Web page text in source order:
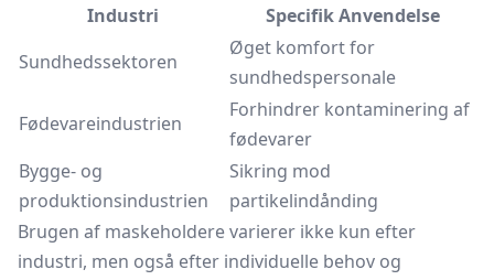
Industri
Specifik Anvendelse
Sundhedssektoren
Øget komfort for
sundhedspersonale
Fødevareindustrien
Forhindrer kontaminering af
fødevarer
Bygge- og
produktionsindustrien
Sikring mod
partikelindånding
Brugen af maskeholdere varierer ikke kun efter
industri, men også efter individuelle behov og